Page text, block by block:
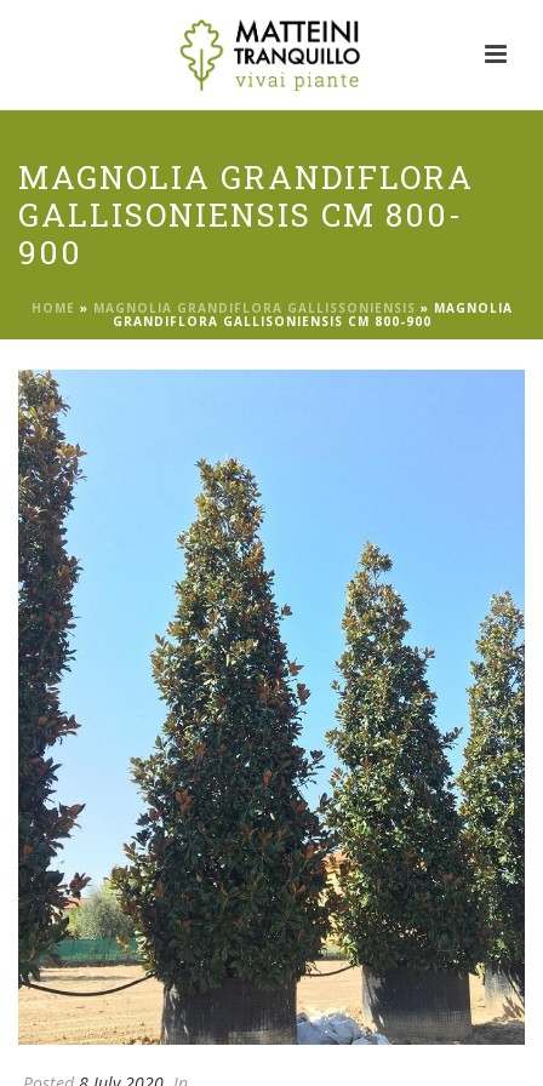
MAGNOLIA GRANDIFLORA
GALLISONIENSIS CM 800-
900
HOME » MAGNOLIA GRANDIFLORA GALLISSONIENSIS » MAGNOLIA
GRANDIFLORA GALLISONIENSIS CM 800-900